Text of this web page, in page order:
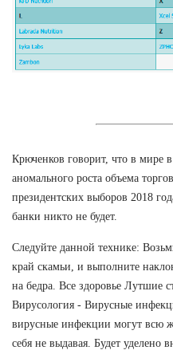
Крюченков говорит, что в мире
аномального роста объема
президентских выборов 2018
банки никто не будет.
Следуйте данной технике:
край скамьи, и выполните
на бедра. Все здоровье Лутшие
Вирусология - Вирусные
вирусные инфекции могут всю
себя не выдавая. Будет уделено